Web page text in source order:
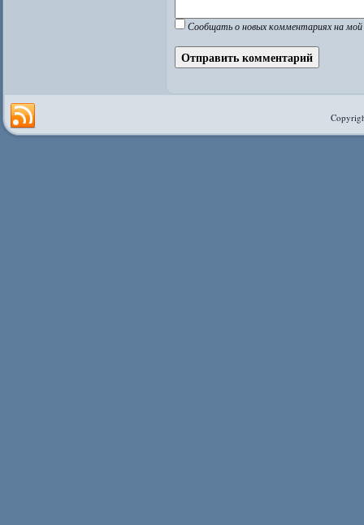
Сообщать о новых комментариях на мой